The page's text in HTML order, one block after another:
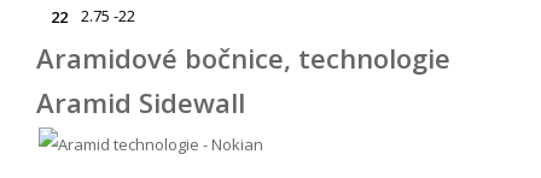
22
2.75 -22
Aramidové bočnice, technologie
Aramid Sidewall